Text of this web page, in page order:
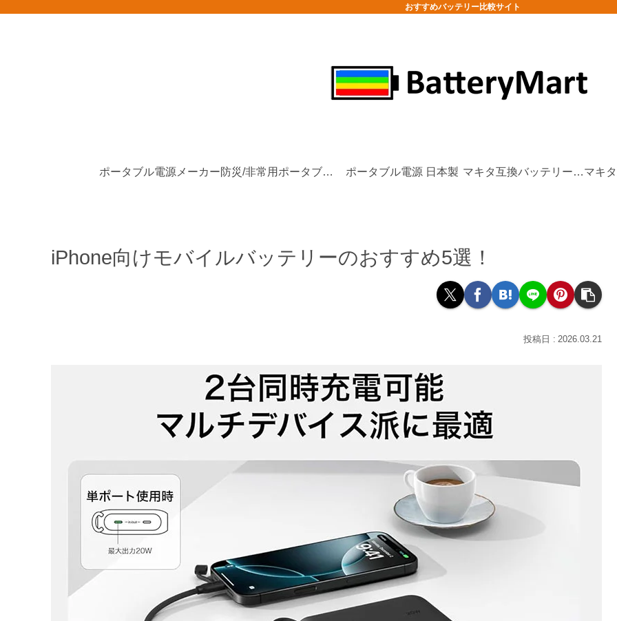
おすすめバッテリー比較サイト
ポータブル電源メーカー 防災/非常用ポータブル電源 ポータブル電源 日本製 マキタ互換バッテリーおすすめ
iPhone向けモバイルバッテリーのおすすめ5選！
2026.03.21